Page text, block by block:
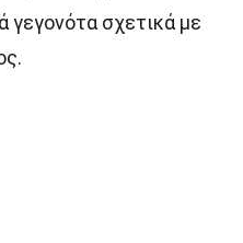
γεγονότα σχετικά με